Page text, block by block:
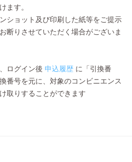
ます。
ショット及び印刷した紙等をご提示
断りさせていただく場合がございま
ログイン後 申込履歴 に「引換番
番号を元に、対象のコンビニエンス
取りすることができます